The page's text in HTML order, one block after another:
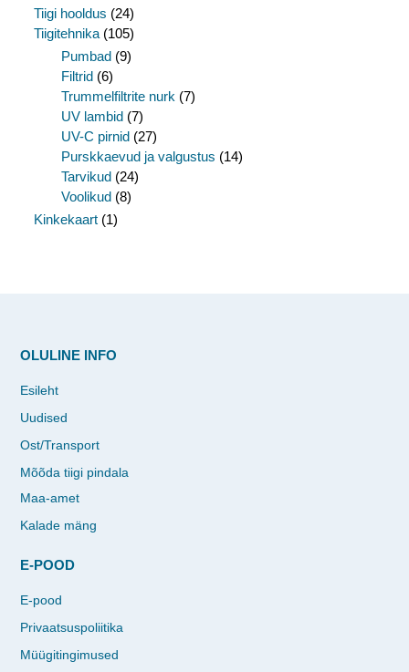
Tiigi hooldus (24)
Tiigitehnika (105)
Pumbad (9)
Filtrid (6)
Trummelfiltrite nurk (7)
UV lambid (7)
UV-C pirnid (27)
Purskkaevud ja valgustus (14)
Tarvikud (24)
Voolikud (8)
Kinkekaart (1)
OLULINE INFO
Esileht
Uudised
Ost/Transport
Mõõda tiigi pindala
Maa-amet
Kalade mäng
E-POOD
E-pood
Privaatsuspoliitika
Müügitingimused